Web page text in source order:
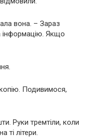
вона. – Зараз
інформацію. Якщо
Подивимося,
Руки тремтіли, коли
ті літери.